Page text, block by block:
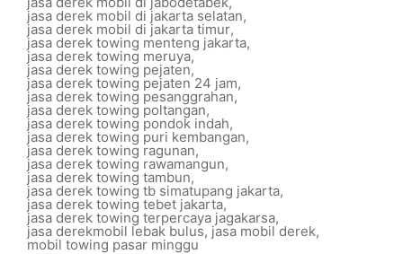
jasa derek mobil di jakarta selatan,
jasa derek mobil di jakarta timur,
jasa derek towing menteng jakarta,
jasa derek towing meruya,
jasa derek towing pejaten,
jasa derek towing pejaten 24 jam,
jasa derek towing pesanggrahan,
jasa derek towing poltangan,
jasa derek towing pondok indah,
jasa derek towing puri kembangan,
jasa derek towing ragunan,
jasa derek towing rawamangun,
jasa derek towing tambun,
jasa derek towing tb simatupang jakarta,
jasa derek towing tebet jakarta,
jasa derek towing terpercaya jagakarsa,
jasa derekmobil lebak bulus, jasa mobil derek,
mobil towing pasar minggu